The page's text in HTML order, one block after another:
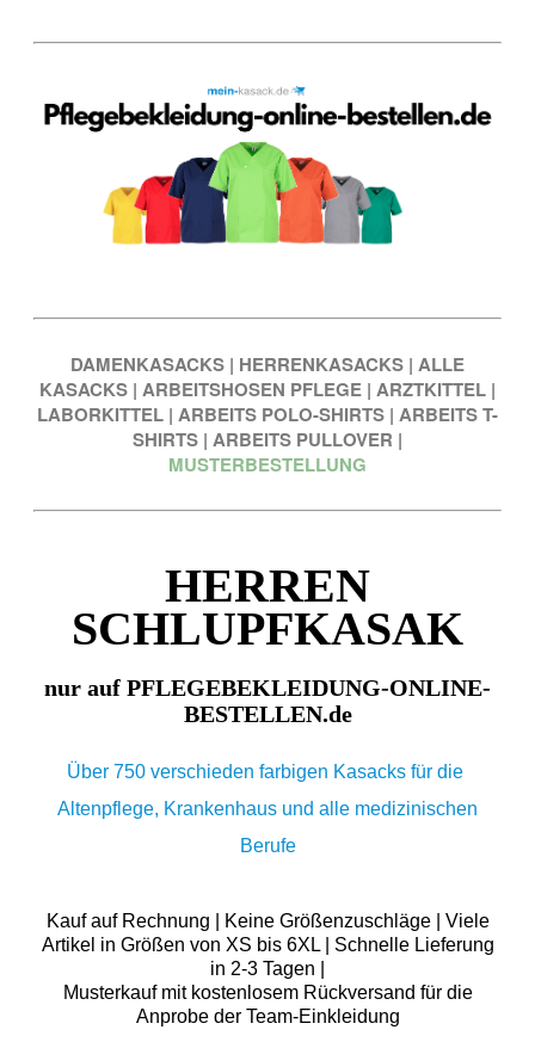
DAMENKASACKS | HERRENKASACKS | ALLE
KASACKS | ARBEITSHOSEN PFLEGE | ARZTKITTEL |
LABORKITTEL | ARBEITS POLO-SHIRTS | ARBEITS T-
SHIRTS | ARBEITS PULLOVER |
MUSTERBESTELLUNG
HERREN
SCHLUPFKASAK
nur auf PFLEGEBEKLEIDUNG-ONLINE-
BESTELLEN.de
Über 750 verschieden farbigen Kasacks für die
Altenpflege, Krankenhaus und alle medizinischen
Berufe
Kauf auf Rechnung | Keine Größenzuschläge | Viele
Artikel in Größen von XS bis 6XL | Schnelle Lieferung
in 2-3 Tagen |
Musterkauf mit kostenlosem Rückversand für die
Anprobe der Team-Einkleidung